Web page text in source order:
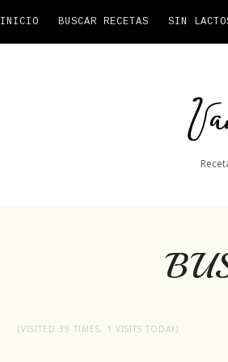
INICIO BUSCAR RECETAS SIN
Vamos
(VISITED 39 TIMES, 1 VISITS TODAY)